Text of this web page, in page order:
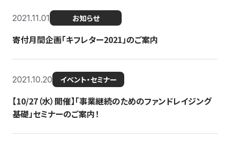
2021.11.01 お知らせ
寄付月間企画「キフレター2021」のご案内
2021.10.20 イベント・セミナー
【10/27（水）開催】「事業継続のためのファンドレイジング
基礎」セミナーのご案内！